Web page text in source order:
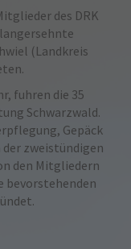
des DRK
(Landkreis
fuhren die 35
Schwarzwald.
Gepäck
zweistündigen
den Mitgliedern
bevorstehenden